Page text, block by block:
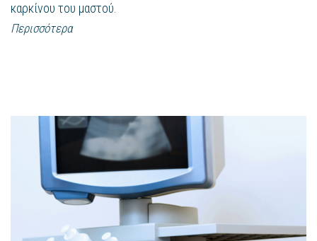
καρκίνου του μαστού.
Περισσότερα